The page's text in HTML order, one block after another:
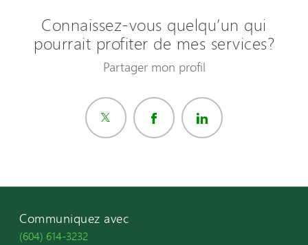
Connaissez-vous quelqu’un qui
pourrait profiter de mes services?
Partager mon profil
Communiquez avec
(604) 614-3232